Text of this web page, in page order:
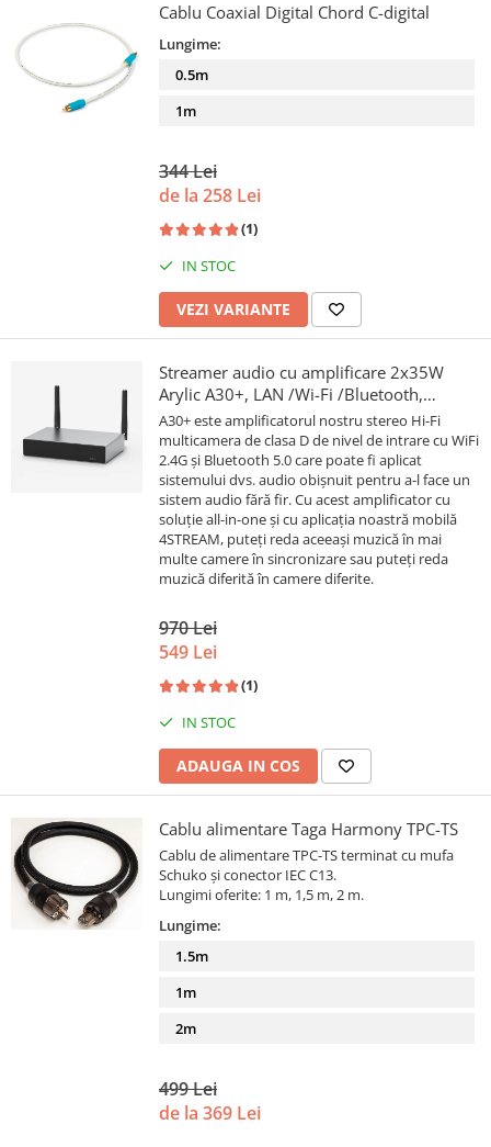
Cablu Coaxial Digital Chord C-digital
Lungime:
0.5m
1m
344 Lei
de la 258 Lei
(1)
IN STOC
VEZI VARIANTE
Streamer audio cu amplificare 2x35W
Arylic A30+, LAN /Wi-Fi /Bluetooth,
24bit/192kHz, Multiroom
A30+ este amplificatorul nostru stereo Hi-Fi
multicamera de clasa D de nivel de intrare cu WiFi
2.4G și Bluetooth 5.0 care poate fi aplicat
sistemului dvs. audio obișnuit pentru a-l face un
sistem audio fără fir. Cu acest amplificator cu
soluție all-in-one și cu aplicația noastră mobilă
4STREAM, puteți reda aceeași muzică în mai
multe camere în sincronizare sau puteți reda
muzică diferită în camere diferite.
970 Lei
549 Lei
(1)
IN STOC
ADAUGA IN COS
Cablu alimentare Taga Harmony TPC-TS
Cablu de alimentare TPC-TS terminat cu mufa
Schuko și conector IEC C13.
Lungimi oferite: 1 m, 1,5 m, 2 m.
Lungime:
1.5m
1m
2m
499 Lei
de la 369 Lei